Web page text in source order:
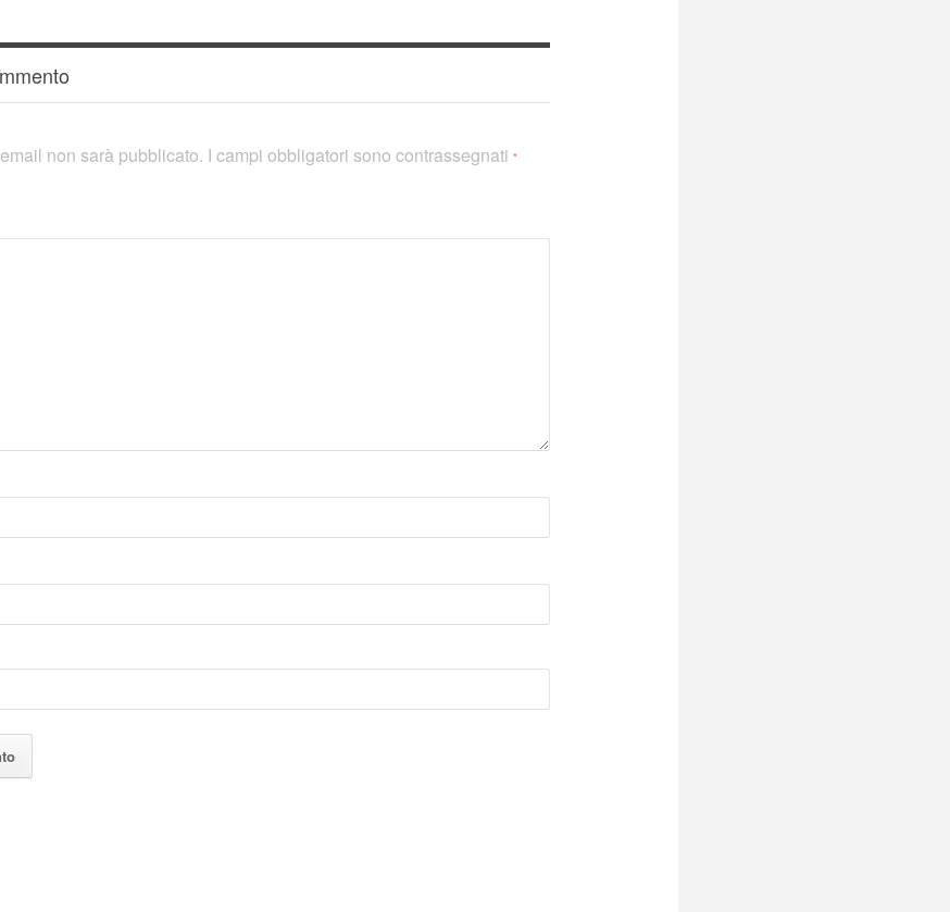
non sarà pubblicato. I campi obbligatori sono contrassegnati*